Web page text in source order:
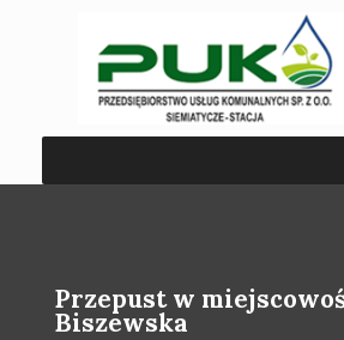
Przepust w
Biszewska